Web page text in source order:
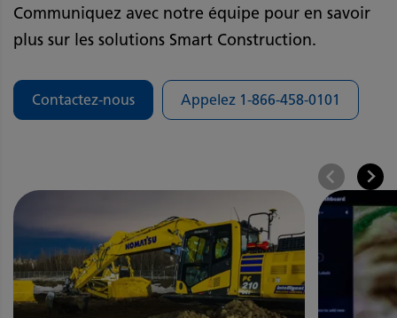
Communiquez avec notre équipe pour en savoir
plus sur les solutions Smart Construction.
Contactez-nous Appelez 1-866-458-0101